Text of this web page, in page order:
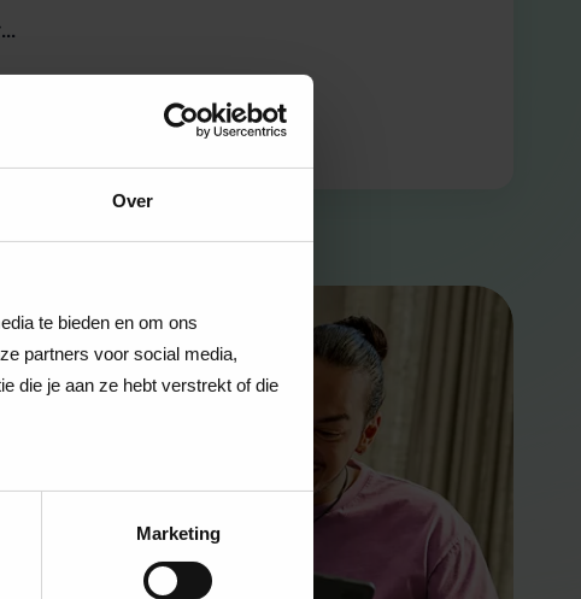
Over
te bieden en om ons
partners voor social media,
die je aan ze hebt verstrekt of die
Marketing